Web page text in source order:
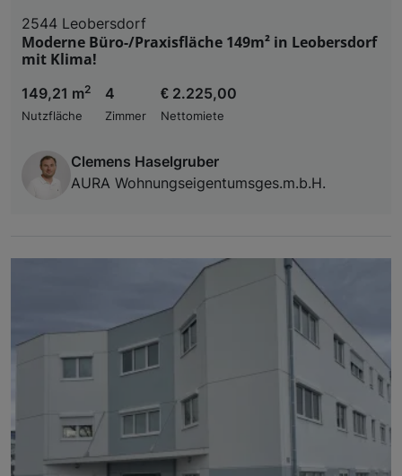
2544 Leobersdorf
Moderne Büro-/Praxisfläche 149m² in Leobersdorf
mit Klima!
149,21 m2
Nutzfläche
4
Zimmer
€ 2.225,00
Nettomiete
Clemens Haselgruber
AURA Wohnungseigentumsges.m.b.H.